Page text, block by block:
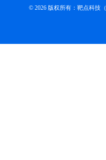
© 2026 版权所有：靶点科技